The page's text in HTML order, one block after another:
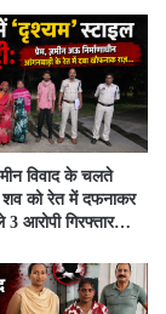
विवाद के चलते
शव को रेत में दफनाकर
3 आरोपी गिरफ्तार…